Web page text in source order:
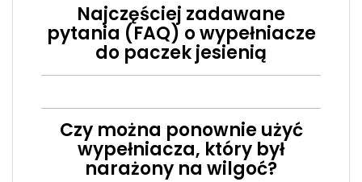
Najczęściej zadawane
pytania (FAQ) o wypełniacze
do paczek jesienią
Czy można ponownie użyć
wypełniacza, który był
narażony na wilgoć?